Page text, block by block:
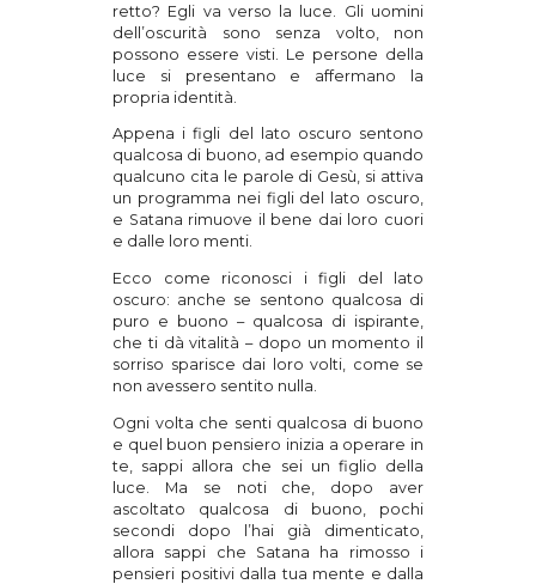
retto? Egli va verso la luce. Gli uomini
dell’oscurità sono senza volto, non
possono essere visti. Le persone della
luce si presentano e affermano la
propria identità.
Appena i figli del lato oscuro sentono
qualcosa di buono, ad esempio quando
qualcuno cita le parole di Gesù, si attiva
un programma nei figli del lato oscuro,
e Satana rimuove il bene dai loro cuori
e dalle loro menti.
Ecco come riconosci i figli del lato
oscuro: anche se sentono qualcosa di
puro e buono – qualcosa di ispirante,
che ti dà vitalità – dopo un momento il
sorriso sparisce dai loro volti, come se
non avessero sentito nulla.
Ogni volta che senti qualcosa di buono
e quel buon pensiero inizia a operare in
te, sappi allora che sei un figlio della
luce. Ma se noti che, dopo aver
ascoltato qualcosa di buono, pochi
secondi dopo l’hai già dimenticato,
allora sappi che Satana ha rimosso i
pensieri positivi dalla tua mente e dalla